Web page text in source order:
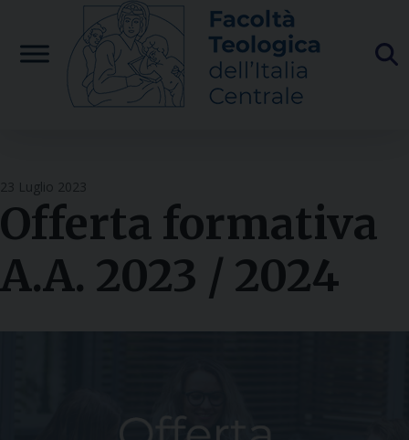
content
23 Luglio 2023
Offerta formativa
A.A. 2023 / 2024